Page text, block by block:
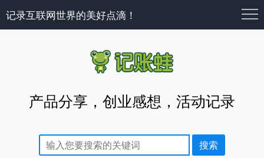
记录互联网世界的美好点滴！
产品分享，创业感想，活动记录